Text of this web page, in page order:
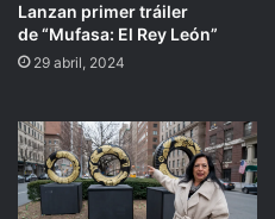
Lanzan primer tráiler
de “Mufasa: El Rey León”
29 abril, 2024